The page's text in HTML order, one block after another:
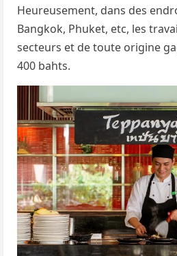
Heureusement, dans des
Bangkok, Phuket, etc, les
secteurs et de toute origine
400 bahts.